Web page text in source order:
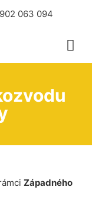
063 094
Západného